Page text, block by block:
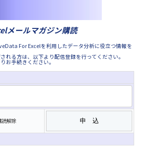
メールマガジン購読
For Excelを利用したデータ分析に役立つ情報を
れる方は、以下より配信登録を行ってください。
お手続きください。
読解除